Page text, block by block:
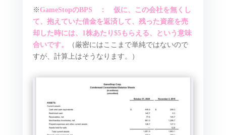
※GameStopのBPS ： 仮に、この会社を無くし
て、抱えていた借金を返済して、残った資産を売
却した時には、1株あたり$5もらえる、という意味
合いです。
（厳密にはここまで単純ではないので
すが、計算上はそうなります。）